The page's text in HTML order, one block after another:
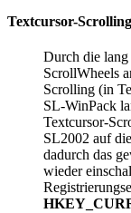
Textcursor-
Durch die lang
ScrollWheels
Scrolling (in
SL-WinPack
Textcursor-
SL2002 auf
dadurch das
wieder